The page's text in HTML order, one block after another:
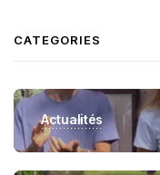
CATEGORIES
Actualités